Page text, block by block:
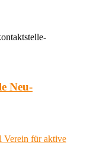
Neu-
Verein für aktive